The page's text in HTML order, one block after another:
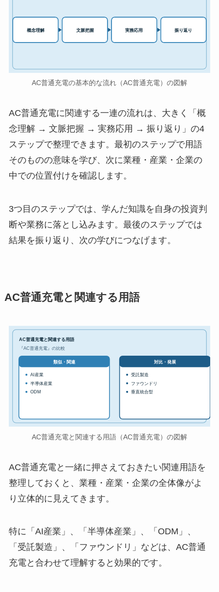
概念理解 文脈把握 実務応用 振り返り
AC普通充電の基本的な流れ（AC普通充電）の図解
AC普通充電に関連する一連の流れは、大きく「概
念理解 → 文脈把握 → 実務応用 → 振り返り」の4
ステップで整理できます。最初のステップで用語
そのものの意味を学び、次に業種・産業・企業の
中での位置付けを確認します。
3つ目のステップでは、学んだ知識を自身の投資判
断や業務に落とし込みます。最後のステップでは
結果を振り返り、次の学びにつなげます。
AC普通充電と関連する用語
AC普通充電と関連する用語
『AC普通充電』の比較
類似・関連
AI産業
半導体産業
ODM
対比・発展
受託製造
ファウンドリ
垂直統合型
AC普通充電と関連する用語（AC普通充電）の図解
AC普通充電と一緒に押さえておきたい関連用語を
整理しておくと、業種・産業・企業の全体像がよ
り立体的に見えてきます。
特に「AI産業」、「半導体産業」、「ODM」、
「受託製造」、「ファウンドリ」などは、AC普通
充電と合わせて理解すると効果的です。